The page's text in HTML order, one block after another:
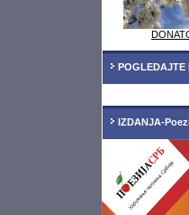
POGLEDAJTE
IZDANJA-